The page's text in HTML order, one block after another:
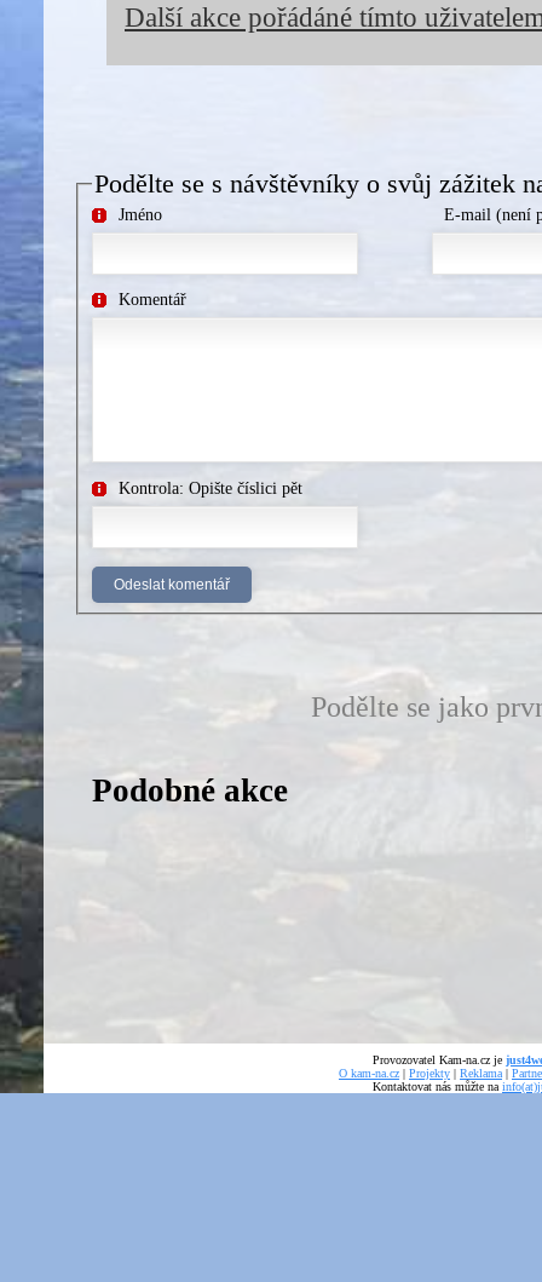
Další akce pořádáné tímto
Podělte se s návštěvníky o svůj zážitek
Jméno E-mail (není
Komentář
Kontrola: Opište číslici pět
Podělte se jako
Podobné akce
Provozovatel Kam-na.cz je
O kam-na.cz | Projekty | Reklama |
Kontaktovat nás můžte na